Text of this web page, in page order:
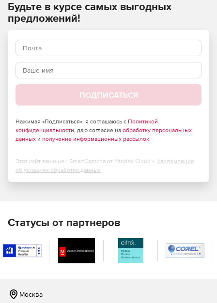
объектов, расположенных в Российской Федерации.
Будьте в курсе самых выгодных
предложений!
ПОДПИСАТЬСЯ
Нажимая «Подписаться», я соглашаюсь с Политикой
конфиденциальности, даю согласие на обработку персональных
данных и получение информационных рассылок.
Этот сайт защищен SmartCaptcha от Yandex Cloud - Уведомление
об условиях обработки данных
Статусы от партнеров
Москва